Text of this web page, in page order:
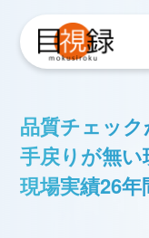
品質チェッ
手戻りが無い
現場実績26